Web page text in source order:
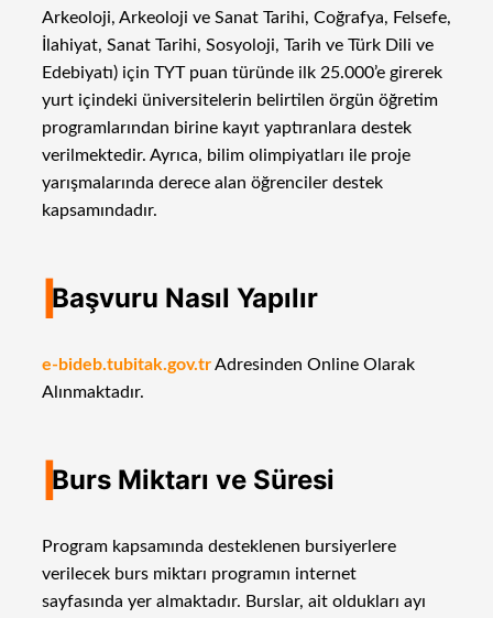
Arkeoloji, Arkeoloji ve Sanat Tarihi, Coğrafya, Felsefe,
İlahiyat, Sanat Tarihi, Sosyoloji, Tarih ve Türk Dili ve
Edebiyatı) için TYT puan türünde ilk 25.000’e girerek
yurt içindeki üniversitelerin belirtilen örgün öğretim
programlarından birine kayıt yaptıranlara destek
verilmektedir. Ayrıca, bilim olimpiyatları ile proje
yarışmalarında derece alan öğrenciler destek
kapsamındadır.
IBaşvuru Nasıl Yapılır
e-bideb.tubitak.gov.trAdresinden Online Olarak
Alınmaktadır.
IBurs Miktarı ve Süresi
Program kapsamında desteklenen bursiyerlere
verilecek burs miktarı programın internet
sayfasında yer almaktadır. Burslar, ait oldukları ayı